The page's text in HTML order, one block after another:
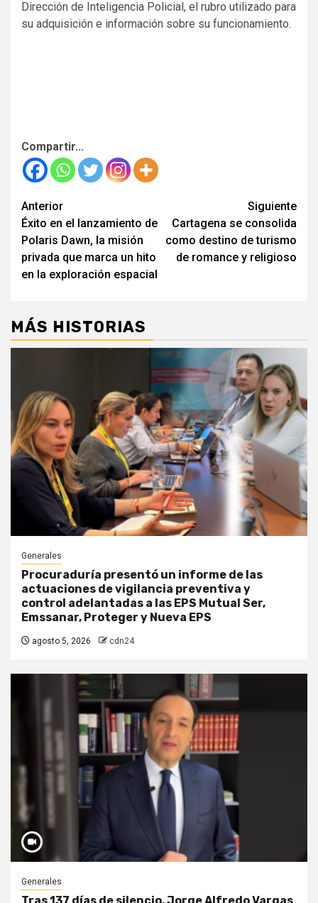
Dirección de Inteligencia Policial, el rubro utilizado para
su adquisición e información sobre su funcionamiento.
Compartir...
Seguir
leyendo
Anterior
Éxito en el lanzamiento de
Polaris Dawn, la misión
privada que marca un hito
en la exploración espacial
Siguiente
Cartagena se consolida
como destino de turismo
de romance y religioso
MÁS HISTORIAS
Generales
Procuraduría presentó un informe de las
actuaciones de vigilancia preventiva y
control adelantadas a las EPS Mutual Ser,
Emssanar, Proteger y Nueva EPS
agosto 5, 2026 cdn24
Generales